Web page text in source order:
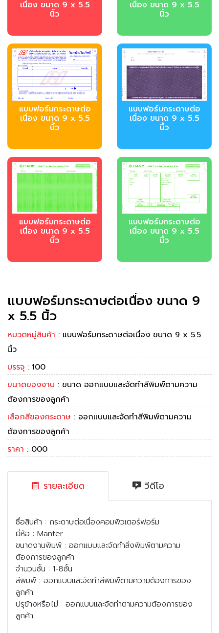
เนื่อง ขนาด 9 x 5.5
นิ้ว
เนื่อง ขนาด 9 x 5.5
นิ้ว
แบบฟอร์มกระดาษต่อ
เนื่อง ขนาด 9 x 5.5
นิ้ว
แบบฟอร์มกระดาษต่อ
เนื่อง ขนาด 9 x 5.5
นิ้ว
แบบฟอร์มกระดาษต่อ
เนื่อง ขนาด 9 x 5.5
นิ้ว
แบบฟอร์มกระดาษต่อ
เนื่อง ขนาด 9 x 5.5
นิ้ว
แบบฟอร์มกระดาษต่อเนื่อง ขนาด 9
x 5.5 นิ้ว
หมวดหมู่สินค้า : แบบฟอร์มกระดาษต่อเนื่อง ขนาด 9 x 5.5
นิ้ว
บรรจุ : 100
ขนาดของงาน : ขนาด ออกแบบและจัดทำสีพิมพ์ตามความ
ต้องการของลูกค้า
เลือกสีของกระดาษ : ออกแบบและจัดทำสีพิมพ์ตามความ
ต้องการของลูกค้า
ราคา : 000
รายละเอียด วีดีโอ
ชื่อสินค้า : กระดาษต่อเนื่องคอมพิวเตอร์ฟอร์ม
ยี่ห้อ : Manter
ขนาดงานพิมพ์ : ออกแบบและจัดทำสิ่งพิมพ์ตามความ
ต้องการของลูกค้า
จำนวนชั้น : 1-8ชั้น
สีพิมพ์ : ออกแบบและจัดทำสีพิมพ์ตามความต้องการของ
ลูกค้า
ปรุข้างหรือไม่ : ออกแบบและจัดทำตามความต้องการของ
ลูกค้า